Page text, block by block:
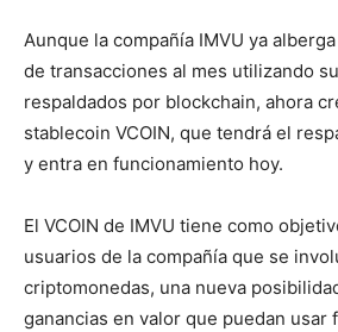
Aunque la compañía IMVU ya
de transacciones al mes utilizando
respaldados por blockchain, ahora
stablecoin VCOIN, que tendrá el
y entra en funcionamiento hoy.
El VCOIN de IMVU tiene como
usuarios de la compañía que se
criptomonedas, una nueva
ganancias en valor que puedan usar